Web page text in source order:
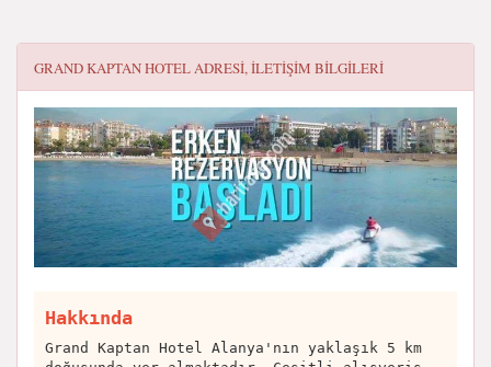
GRAND KAPTAN HOTELADRESI, ILETIŞIM BILGILERI
Hakkında
Grand Kaptan Hotel Alanya'nın yaklaşık 5 km